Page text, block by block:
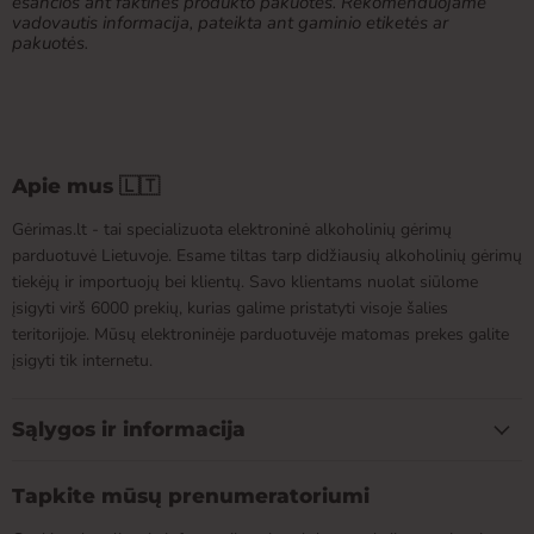
vadovautis informacija, pateikta ant gaminio etiketės ar
pakuotės.
Apie mus 🇱🇹
Gėrimas.lt - tai specializuota elektroninė alkoholinių gėrimų
parduotuvė Lietuvoje. Esame tiltas tarp didžiausių alkoholinių gėrimų
tiekėjų ir importuojų bei klientų. Savo klientams nuolat siūlome
įsigyti virš 6000 prekių, kurias galime pristatyti visoje šalies
teritorijoje. Mūsų elektroninėje parduotuvėje matomas prekes galite
įsigyti tik internetu.
Sąlygos ir informacija
Tapkite mūsų prenumeratoriumi